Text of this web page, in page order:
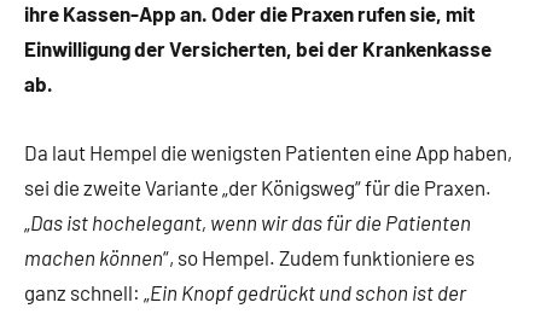
ihre Kassen-App an. Oder die Praxen rufen sie, mit
Einwilligung der Versicherten, bei der Krankenkasse
ab.
Da laut Hempel die wenigsten Patienten eine App haben,
sei die zweite Variante „der Königsweg“ für die Praxen.
„Das ist hochelegant, wenn wir das für die Patienten
machen können“, so Hempel. Zudem funktioniere es
ganz schnell: „Ein Knopf gedrückt und schon ist der